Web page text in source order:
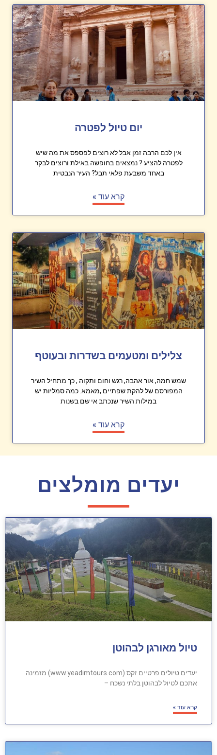
יום טיול לפטרה
אין לכם הרבה זמן אבל לא רוצים לפספס את מה שיש
לפטרה להציע ? נמצאים בחופשה באילת ורוצים לבקר
באחד משבעת פלאי תבל? העיר הנבטית
קרא עוד »
צלילים ומטעמים בשדרות ובעוטף
שמש חמה, אור אהבה, רגש וחום ותקוה , כך מתחיל השיר
המפורסם של להקת שפתיים ,מאמא. כמה סמליות יש
במילות השיר שנכתב אי שם בשנות
קרא עוד »
יעדים מומלצים
טיול מאורגן לבהוטן
יעדים טיולים פרטיים זקס (www.yeadimtours.com) מזמינה
אתכם לטיול לבהוטן בלתי נשכח –
קרא עוד »